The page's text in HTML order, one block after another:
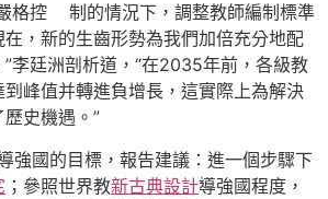
格控 制的情況下，調整教師編制標準
，新的生齒形勢為我們加倍充分地配
李廷洲剖析道，“在2035年前，各級教
峰值并轉進負增長，這實際上為解決
史機遇。”
強國的目標，報告建議：進一個步驟下
；參照世界教新古典設計導強國程度，